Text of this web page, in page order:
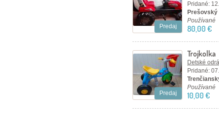
Predaj
Pridané:
Prešovský
Používané
80,00 €
Predaj
Trojkolka
Detské
Pridané:
Používané
10,00 €